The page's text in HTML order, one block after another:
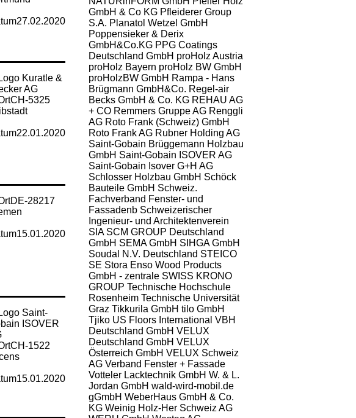
27.02.2020
CH-5325
22.01.2020
DE-28217
15.01.2020
CH-1522
15.01.2020
GmbH & Co KG Pfleiderer Group
S.A. Planatol Wetzel GmbH
Poppensieker & Derix
GmbH&Co.KG PPG Coatings
Deutschland GmbH proHolz Austria
proHolz Bayern proHolz BW GmbH
proHolzBW GmbH Rampa - Hans
Brügmann GmbH&Co. Regel-air
Becks GmbH & Co. KG REHAU AG
+ CO Remmers Gruppe AG Renggli
AG Roto Frank (Schweiz) GmbH
Roto Frank AG Rubner Holding AG
Saint-Gobain Brüggemann Holzbau
GmbH Saint-Gobain ISOVER AG
Saint-Gobain Isover G+H AG
Schlosser Holzbau GmbH Schöck
Bauteile GmbH Schweiz.
Fachverband Fenster- und
Fassadenb Schweizerischer
Ingenieur- und Architektenverein
SIA SCM GROUP Deutschland
GmbH SEMA GmbH SIHGA GmbH
Soudal N.V. Deutschland STEICO
SE Stora Enso Wood Products
GmbH - zentrale SWISS KRONO
GROUP Technische Hochschule
Rosenheim Technische Universität
Graz Tikkurila GmbH tilo GmbH
Tjiko US Floors International VBH
Deutschland GmbH VELUX
Deutschland GmbH VELUX
Österreich GmbH VELUX Schweiz
AG Verband Fenster + Fassade
Votteler Lacktechnik GmbH W. & L.
Jordan GmbH wald-wird-mobil.de
gGmbH WeberHaus GmbH & Co.
KG Weinig Holz-Her Schweiz AG